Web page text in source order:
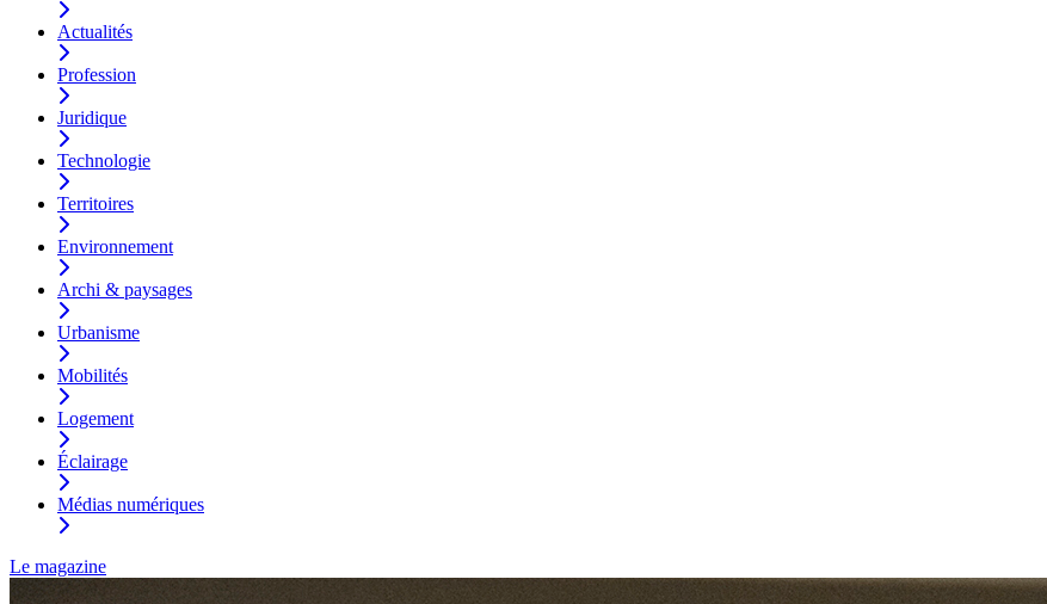
Actualités
Profession
Juridique
Technologie
Territoires
Environnement
Archi & paysages
Urbanisme
Mobilités
Logement
Éclairage
Médias numériques
Le magazine